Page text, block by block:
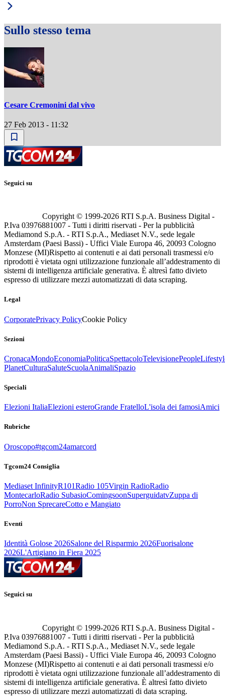
Sullo stesso tema
Cesare Cremonini dal vivo
27 Feb 2013 - 11:32
Seguici su
Copyright © 1999-2026 RTI S.p.A. Business Digital -
P.Iva 03976881007 - Tutti i diritti riservati - Per la pubblicità
Mediamond S.p.A. - RTI S.p.A., Mediaset N.V., sede legale
Amsterdam (Paesi Bassi) - Uffici Viale Europa 46, 20093 Cologno
Monzese (MI)Rispetto ai contenuti e ai dati personali trasmessi e/o
riprodotti è vietata ogni utilizzazione funzionale all’addestramento di
sistemi di intelligenza artificiale generativa. È altresì fatto divieto
espresso di utilizzare mezzi automatizzati di data scraping.
Legal
CorporatePrivacy PolicyCookie Policy
Sezioni
CronacaMondoEconomiaPoliticaSpettacoloTelevisionePeople
PlanetCulturaSaluteScuolaAnimaliSpazio
Speciali
Elezioni ItaliaElezioni esteroGrande FratelloL'isola dei famosiAmici
Rubriche
Oroscopo#tgcom24amarcord
Tgcom24 Consiglia
Mediaset InfinityR101Radio 105Virgin RadioRadio
MontecarloRadio SubasioComingsoonSuperguidatvZuppa di
PorroNon SprecareCotto e Mangiato
Eventi
Identità Golose 2026Salone del Risparmio 2026Fuorisalone
2026L'Artigiano in Fiera 2025
Seguici su
Copyright © 1999-2026 RTI S.p.A. Business Digital -
P.Iva 03976881007 - Tutti i diritti riservati - Per la pubblicità
Mediamond S.p.A. - RTI S.p.A., Mediaset N.V., sede legale
Amsterdam (Paesi Bassi) - Uffici Viale Europa 46, 20093 Cologno
Monzese (MI)Rispetto ai contenuti e ai dati personali trasmessi e/o
riprodotti è vietata ogni utilizzazione funzionale all’addestramento di
sistemi di intelligenza artificiale generativa. È altresì fatto divieto
espresso di utilizzare mezzi automatizzati di data scraping.